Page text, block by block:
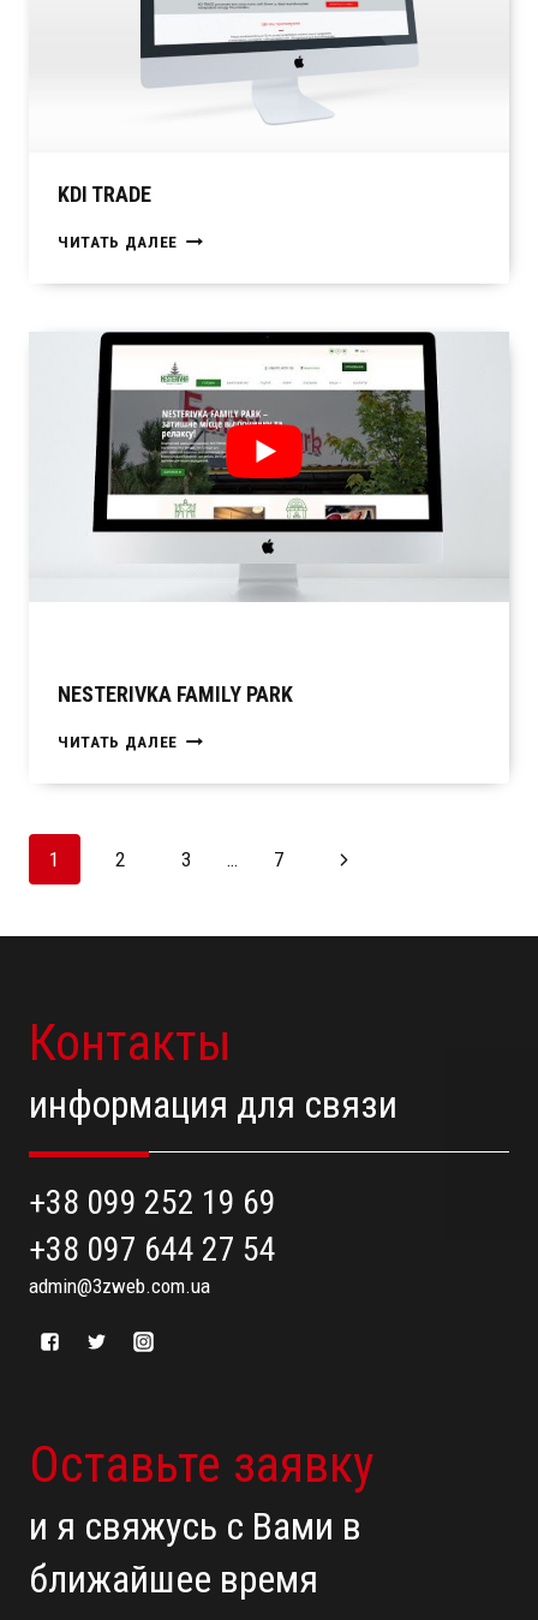
KDI TRADE
ЧИТАТЬ ДАЛЕЕ KDI
NESTERIVKA FAMILY PARK
ЧИТАТЬ ДАЛЕЕ NESTERIVKA
PARK
Навигация
по
1 2 3 … 7
Контакты
информация для связи
+38 099 252 19 69
+38 097 644 27 54
admin@3zweb.com.ua
Оставьте заявку
и я свяжусь с Вами в
ближайшее время